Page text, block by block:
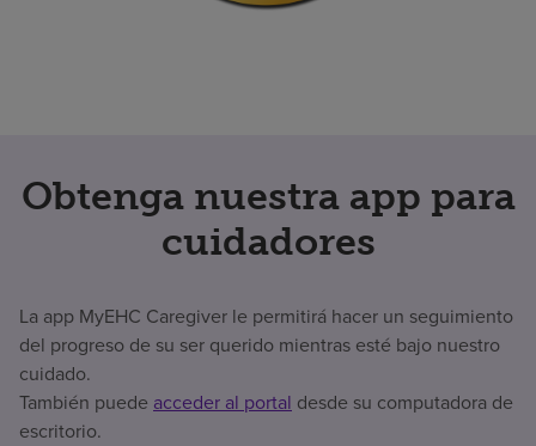
Obtenga nuestra app para
cuidadores
La app MyEHC Caregiver le permitirá hacer un seguimiento
del progreso de su ser querido mientras esté bajo nuestro
cuidado.
También puede acceder al portal desde su computadora de
escritorio.